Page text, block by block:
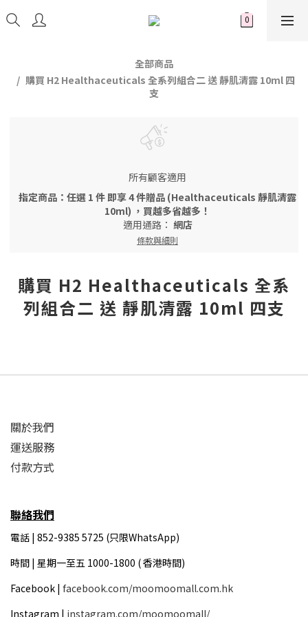
全部商品
購買 H2 Healthaceuticals 全系列組合二 送 靜肌清露 10ml 四
支
所有顧客適用
指定商品：任選 1 件 即享 4 件贈品 (Healthaceuticals 靜肌清露
10ml) ，買越多省越多！
適用通路： 網店
條款與細則
購買 H2 Healthaceuticals 全系
列組合二 送 靜肌清露 10ml 四支
關於我們
運送服務
付款方式
聯絡我們
電話 | 852-9385 5725 (只限WhatsApp)
時間 | 星期一至五 1000-1800 ( 香港時間)
Facebook | facebook.com/moomoomall.com.hk
Instagram | instagram.com/moomoomall/